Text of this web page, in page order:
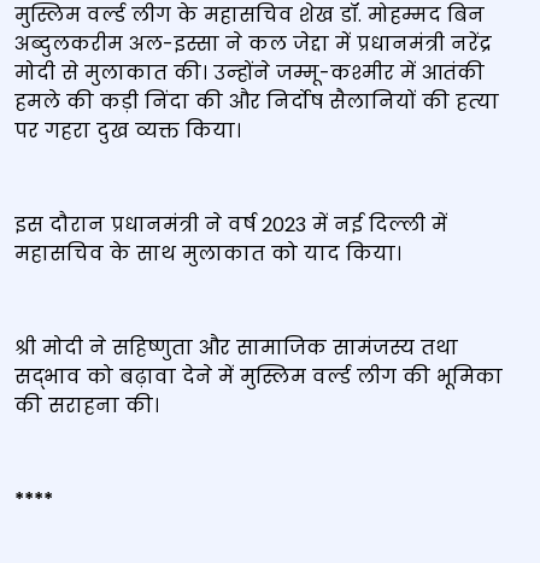
मुस्लिम वर्ल्ड लीग के महासचिव शेख डॉ. मोहम्मद बिन
अब्दुलकरीम अल-इस्सा ने कल जेद्दा में प्रधानमंत्री नरेंद्र
मोदी से मुलाकात की। उन्‍होंने जम्मू-कश्मीर में आतंकी
हमले की कड़ी निंदा की और निर्दोष सैलानियों की हत्‍या
पर गहरा दुख व्यक्त किया।
इस दौरान प्रधानमंत्री ने वर्ष 2023 में नई दिल्ली में
महासचिव के साथ मुलाकात को याद किया।
श्री मोदी ने सहिष्णुता और सामाजिक सामंजस्य तथा
सद्भाव को बढ़ावा देने में मुस्लिम वर्ल्ड लीग की भूमिका
की सराहना की।
****